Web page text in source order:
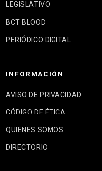
LEGISLATIVO
BCT BLOOD
PERIÓDICO DIGITAL
INFORMACIÓN
AVISO DE PRIVACIDAD
CÓDIGO DE ÉTICA
QUIENES SOMOS
DIRECTORIO